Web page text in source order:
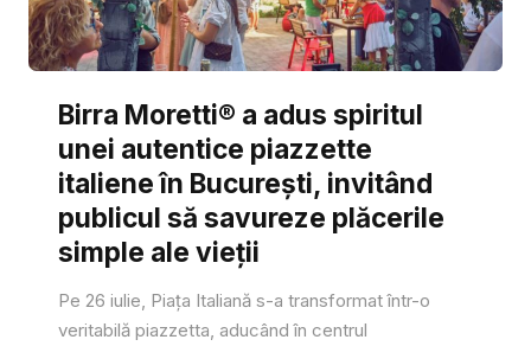
Birra Moretti® a adus spiritul
unei autentice piazzette
italiene în București, invitând
publicul să savureze plăcerile
simple ale vieții
Pe 26 iulie, Piața Italiană s-a transformat într-o
veritabilă piazzetta, aducând în centrul